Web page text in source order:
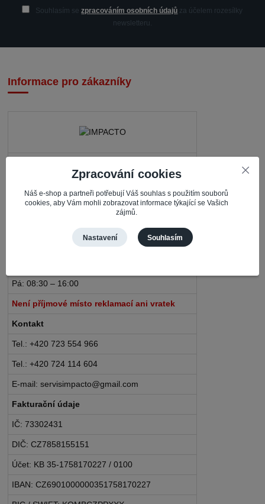
Souhlasím sezpracováním osobních údajů za účelem rozesílky
newsletteru.
Informace pro zákazníky
735 81 Bohumín – Nový Bohumín
Pá: 08:30 – 16:00
Není příjmové místo reklamací ani vratek
Kontakt
Tel.: +420 723 554 966
Tel.: +420 724 114 604
E-mail: servisimpacto@gmail.com
Fakturační údaje
IČ: 73302431
DIČ: CZ7858155151
Účet: KB 35-1758170227 / 0100
IBAN: CZ6901000000351758170227
Zpracování cookies
Náš e-shop a partneři potřebují Váš souhlas s použitím souborů
cookies, aby Vám mohli zobrazovat informace týkající se Vašich
zájmů.
Nastavení Souhlasím